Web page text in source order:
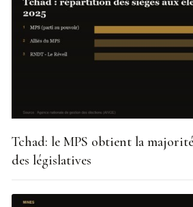
Tchad: le MPS obtient la
des législatives